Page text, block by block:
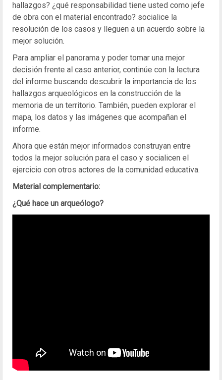
hallazgos? ¿qué responsabilidad tiene usted como jefe
de obra con el material encontrado? socialice la
resolución de los casos y lleguen a un acuerdo sobre la
mejor solución.
Para ampliar el panorama y poder tomar una mejor
decisión frente al caso anterior, continúe con la lectura
del informe buscando descubrir la importancia de los
hallazgos arqueológicos en la construcción de la
memoria de un territorio. También, pueden explorar el
mapa, los datos y las imágenes que acompañan el
informe.
Ahora que están mejor informados construyan entre
todos la mejor solución para el caso y socialicen el
ejercicio con otros actores de la comunidad educativa.
Material complementario:
¿Qué hace un arqueólogo?